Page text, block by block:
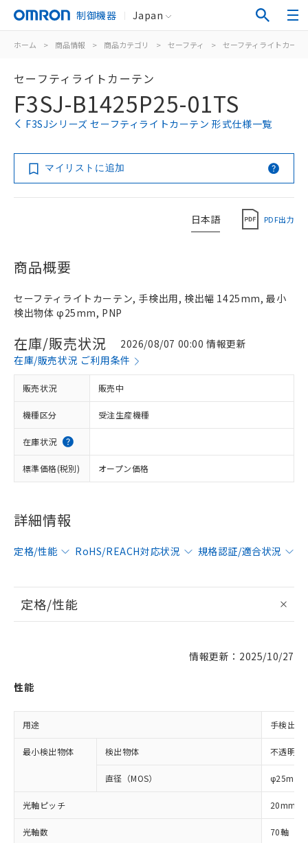
制御機器 Japan
ホーム > 商品情報 > 商品カテゴリ > セーフティ > セーフティライトカー
セーフティライトカーテン
F3SJ-B1425P25-01TS
F3SJシリーズ セーフティライトカーテン 形式仕様一覧
マイリストに追加
日本語 PDF出力
商品概要
セーフティライトカーテン, 手検出用, 検出幅 1425mm, 最小
検出物体 φ25mm, PNP
在庫/販売状況
2026/08/07 00:00 情報更新
在庫/販売状況 ご利用条件
販売状況 販売中
機種区分 受注生産機種
在庫状況
標準価格(税別) オープン価格
詳細情報
定格/性能 RoHS/REACH対応状況 規格認証/適合状況
定格/性能
情報更新：2025/10/27
性能
用途 手検出用
最小検出物体 検出物体 不透明体
直径（MOS） φ25mm
光軸ピッチ 20mm
光軸数 70軸